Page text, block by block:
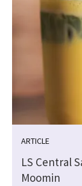
ARTICLE
LS Central
Moomin